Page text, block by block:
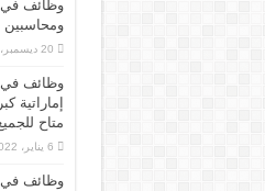
ومحاسبين
20 ديسمبر، 2021
إماراتية
متاح
6 يناير، 2022